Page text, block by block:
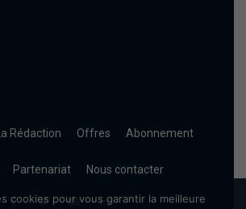
Rédaction Offres Abonnement
Partenariat Nous contacter
cookies pour vous garantir la meilleure